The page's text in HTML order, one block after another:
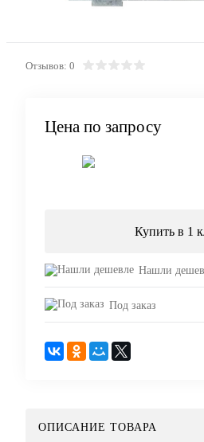
Отзывов: 0
Цена по запросу
Купить в 1
Нашли
Под заказ
ОПИСАНИЕ ТОВАРА